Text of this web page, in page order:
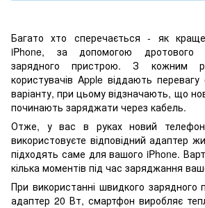
Багато хто сперечається - як
iPhone, за допомогою дротового
зарядного пристрою. З кожним
користувачів Apple віддають
варіанту, при цьому відзначають, що
починають заряджати через кабель.
Отже, у вас в руках новий
використовуєте відповідний адаптер
підходять саме для вашого iPhone.
кілька моментів під час заряджання
При використанні швидкого зарядного
адаптер 20 Вт, смартфон виробляє